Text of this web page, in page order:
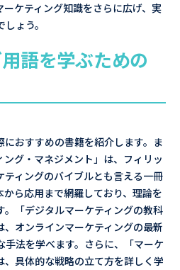
ケティング知識をさらに広げ、実
ょう。
語を学ぶための
おすすめの書籍を紹介します。ま
グ・マネジメント」は、フィリッ
ティングのバイブルとも言える一冊
ら応用まで網羅しており、理論を
「デジタルマーケティングの教科
オンラインマーケティングの最新
手法を学べます。さらに、「マーケ
、具体的な戦略の立て方を詳しく学